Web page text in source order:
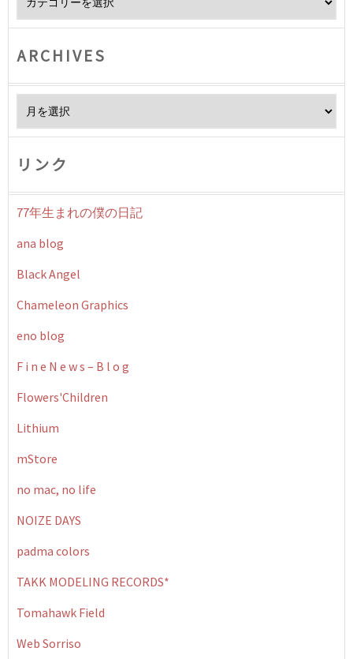
ARCHIVES
リンク
77年生まれの僕の日記
ana blog
Black Angel
Chameleon Graphics
eno blog
F i n e N e w s – B l o g
Flowers'Children
Lithium
mStore
no mac, no life
NOIZE DAYS
padma colors
TAKK MODELING RECORDS*
Tomahawk Field
Web Sorriso